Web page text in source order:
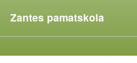
Zantes pamatskola